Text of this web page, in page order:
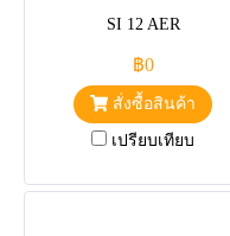
SI 12 AER
฿0
สั่งซื้อสินค้า
เปรียบเทียบ